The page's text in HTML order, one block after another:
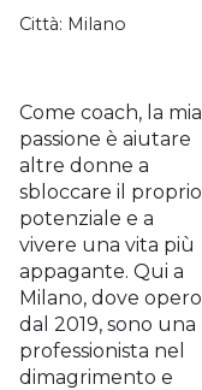
Città: Milano
Come coach, la mia
passione è aiutare
altre donne a
sbloccare il proprio
potenziale e a
vivere una vita più
appagante. Qui a
Milano, dove opero
dal 2019, sono una
professionista nel
dimagrimento e